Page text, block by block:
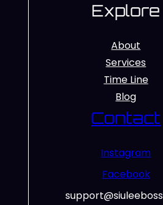
Explore
About
Services
Time Line
Blog
Contact
Instagram
Facebook